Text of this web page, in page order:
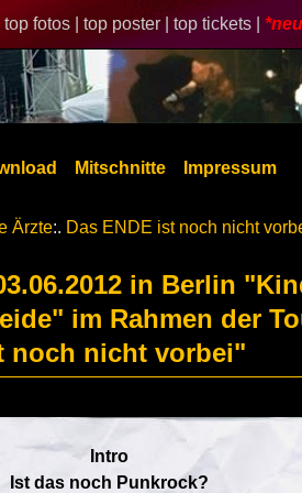
top fotos | top poster | top tickets |
Mitschnitte Impressum
Ärzte:. Das ENDE ist noch nicht
in Berlin
im Rahmen der
noch nicht vorbei"
Intro
Ist das noch Punkrock?